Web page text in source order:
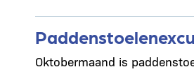
Oktobermaand is